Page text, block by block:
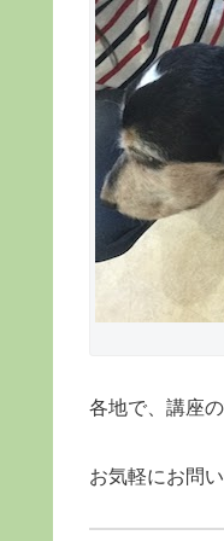
各地で、講座
お気軽にお問